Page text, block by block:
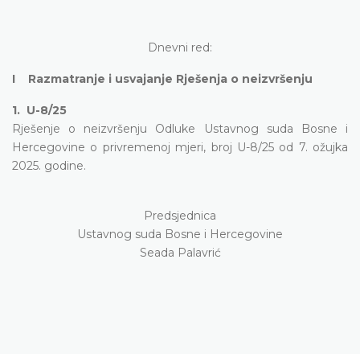
Dnevni red:
I Razmatranje i usvajanje Rješenja o neizvršenju
1. U-8/25
Rješenje o neizvršenju Odluke Ustavnog suda Bosne i
Hercegovine o privremenoj mjeri, broj U-8/25 od 7. ožujka
2025. godine.
Predsjednica
Ustavnog suda Bosne i Hercegovine
Seada Palavrić